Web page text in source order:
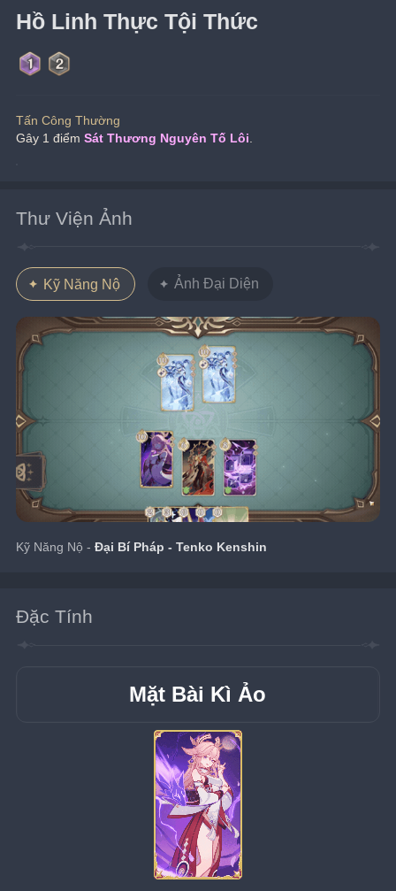
Hồ Linh Thực Tội Thức
Tấn Công Thường
Gây 1 điểm Sát Thương Nguyên Tố Lôi.
Thư Viện Ảnh
Kỹ Năng Nộ Ảnh Đại Diện
Kỹ Năng Nộ - Đại Bí Pháp - Tenko Kenshin
Đặc Tính
Mặt Bài Kì Ảo